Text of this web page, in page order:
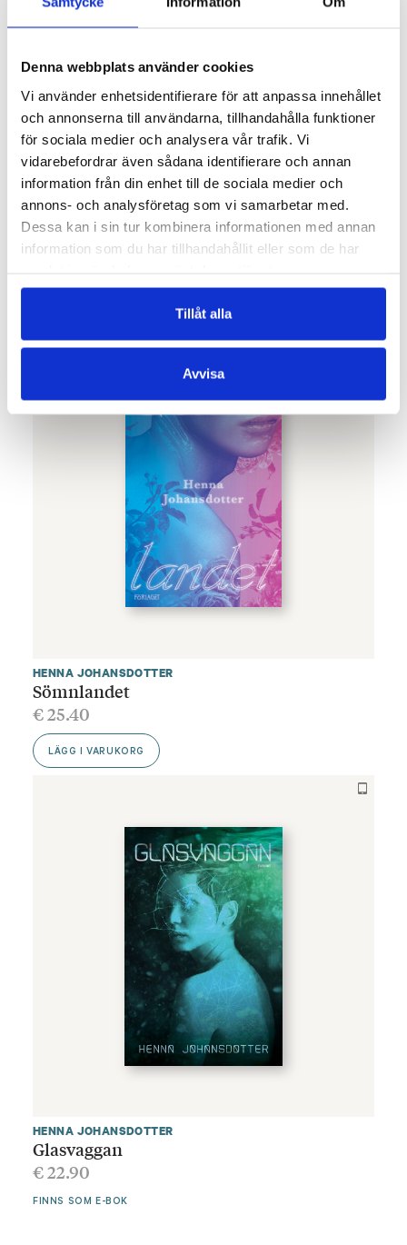
Denna webbplats använder cookies
Vi använder enhetsidentifierare för att anpassa innehållet
och annonserna till användarna, tillhandahålla funktioner
för sociala medier och analysera vår trafik. Vi
vidarebefordrar även sådana identifierare och annan
information från din enhet till de sociala medier och
annons- och analysföretag som vi samarbetar med.
Dessa kan i sin tur kombinera informationen med annan
information som du har tillhandahållit eller som de har
Tillåt alla
Avvisa
HENNA JOHANSDOTTER
Gryningen
€27.80
HENNA JOHANSDOTTER
Sömnlandet
€25.40
LÄGG I VARUKORG
HENNA JOHANSDOTTER
Glasvaggan
€22.90
FINNS SOM E-BOK